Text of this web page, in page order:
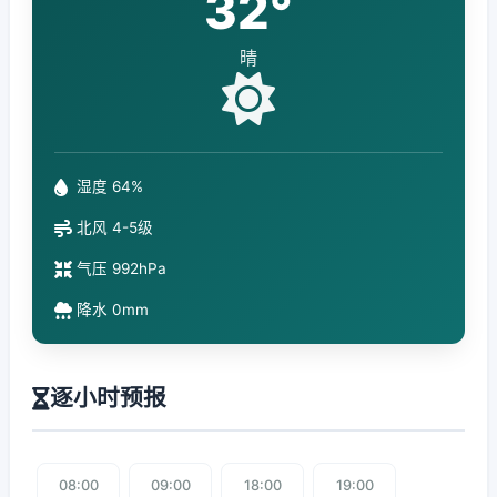
晴
湿度 64%
北风 4-5级
气压 992hPa
降水 0mm
逐小时预报
08:00 09:00 18:00 19:00